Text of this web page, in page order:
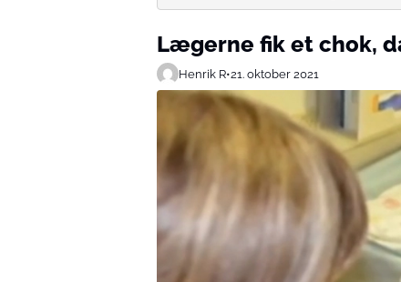
Lægerne fik et chok,
Henrik R•21. oktober 2021